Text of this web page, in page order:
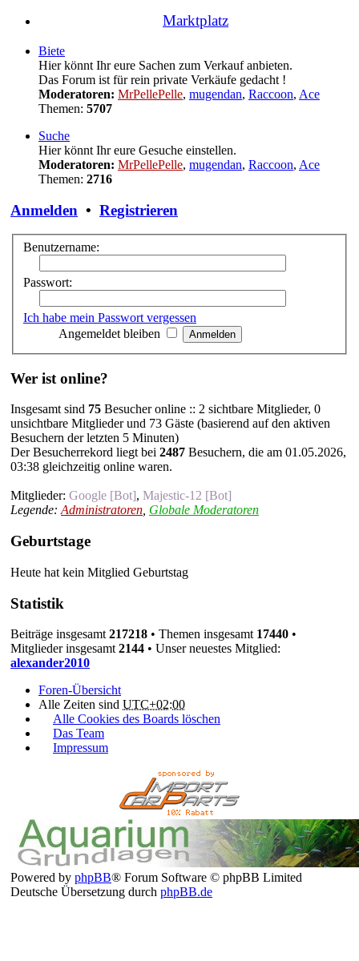
Marktplatz
Biete
Hier könnt Ihr eure Sachen zum Verkauf anbieten.
Das Forum ist für rein private Verkäufe gedacht !
Moderatoren: MrPellePelle, mugendan, Raccoon, Ace
Themen: 5707
Suche
Hier könnt Ihr eure Gesuche einstellen.
Moderatoren: MrPellePelle, mugendan, Raccoon, Ace
Themen: 2716
Anmelden • Registrieren
Benutzername:
Passwort:
Ich habe mein Passwort vergessen
Angemeldet bleiben
Wer ist online?
Insgesamt sind 75 Besucher online :: 2 sichtbare Mitglieder, 0
unsichtbare Mitglieder und 73 Gäste (basierend auf den aktiven
Besuchern der letzten 5 Minuten)
Der Besucherrekord liegt bei 2487 Besuchern, die am 01.05.2026,
03:38 gleichzeitig online waren.
Mitglieder: Google [Bot], Majestic-12 [Bot]
Legende:Administratoren, Globale Moderatoren
Geburtstage
Heute hat kein Mitglied Geburtstag
Statistik
Beiträge insgesamt 217218 • Themen insgesamt 17440 •
Mitglieder insgesamt 2144 • Unser neuestes Mitglied:
alexander2010
Foren-Übersicht
Alle Zeiten sind UTC+02:00
Alle Cookies des Boards löschen
Das Team
Impressum
Powered by phpBB® Forum Software © phpBB Limited
Deutsche Übersetzung durch phpBB.de